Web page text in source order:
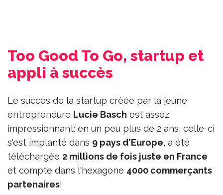
Too Good To Go, startup et
appli à succès
Le succès de la startup créée par la jeune
entrepreneure Lucie Basch est assez
impressionnant: en un peu plus de 2 ans, celle-ci
s'est implanté dans 9 pays d'Europe, a été
téléchargée 2 millions de fois juste en France
et compte dans l'hexagone 4000 commerçants
partenaires!